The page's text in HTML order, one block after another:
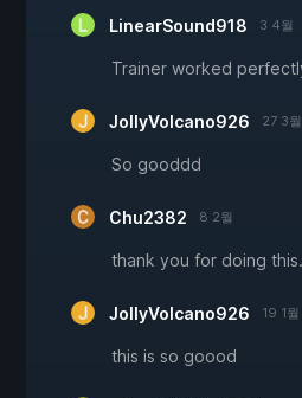
LinearSound918 3 4월
Trainer worked
JollyVolcano926 27 3월
So gooddd
Chu2382 8 2월
thank you for doing this.
JollyVolcano926 19 1월
this is so goood